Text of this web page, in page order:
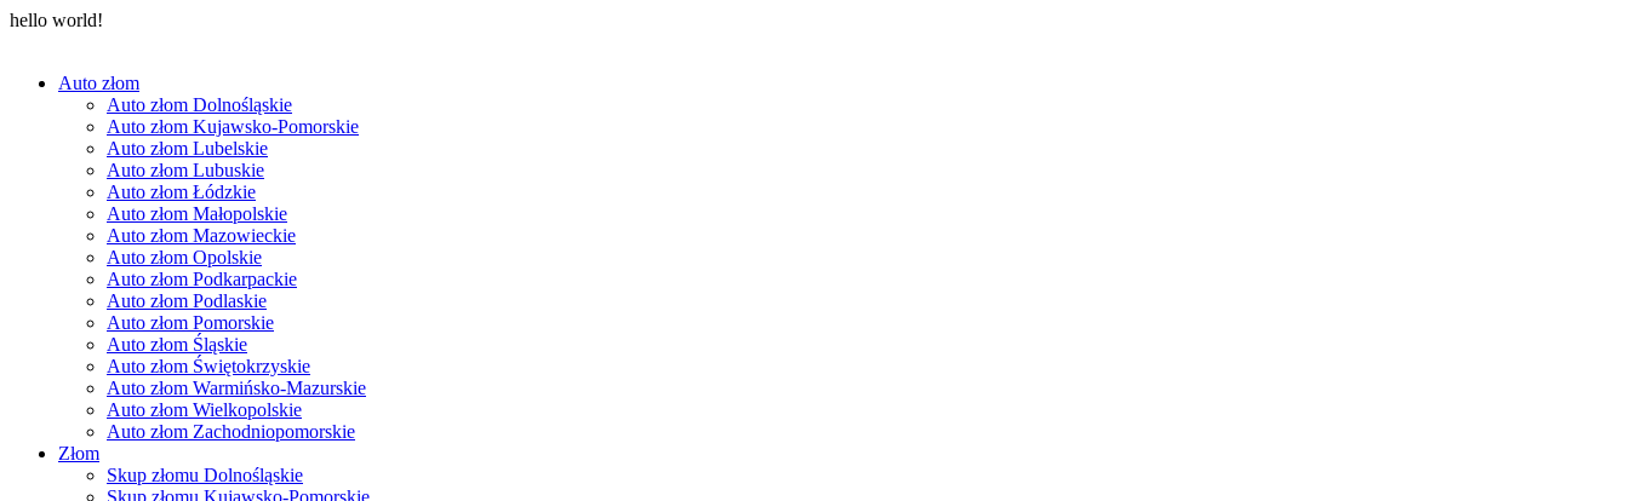
hello world!
Auto złom
Auto złom Dolnośląskie
Auto złom Kujawsko-Pomorskie
Auto złom Lubelskie
Auto złom Lubuskie
Auto złom Łódzkie
Auto złom Małopolskie
Auto złom Mazowieckie
Auto złom Opolskie
Auto złom Podkarpackie
Auto złom Podlaskie
Auto złom Pomorskie
Auto złom Śląskie
Auto złom Świętokrzyskie
Auto złom Warmińsko-Mazurskie
Auto złom Wielkopolskie
Auto złom Zachodniopomorskie
Złom
Skup złomu Dolnośląskie
Skup złomu Kujawsko-Pomorskie